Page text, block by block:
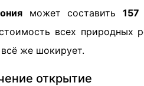
может составить 157
всех природных
же шокирует.
открытие